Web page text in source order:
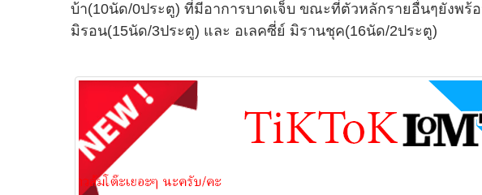
บ้า(10นัด/0ประตู) ที่มีอาการบาดเจ็บ ขณะที่ตัวหลักรายอื่นๆยังพร้
มิรอน(15นัด/3ประตู) และ อเลคซี่ย์ มิรานชุค(16นัด/2ประตู)